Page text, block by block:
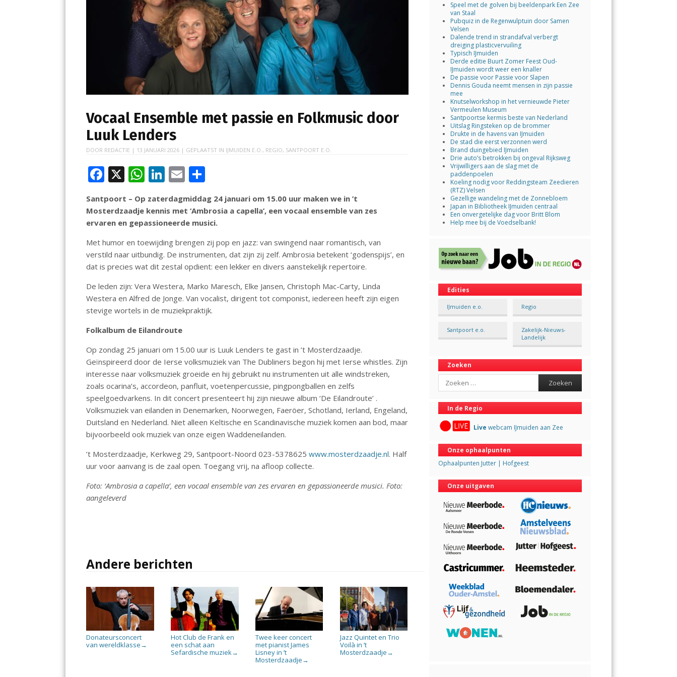
Vocaal Ensemble met passie en Folkmusic door
Luuk Lenders
DOOR REDACTIE | 13 JANUARI 2026 | GEPLAATST IN IJMUIDEN E.O., REGIO, SANTPOORT E.O.
F
ac
e
b
o
o
k
X W
h
at
s
A
p
p
Li
n
k
e
dI
n
E
m
ai
l
e
n
Santpoort – Op zaterdagmiddag 24 januari om 15.00 uur maken we in ’t
Mosterdzaadje kennis met ‘Ambrosia a capella’, een vocaal ensemble van zes
ervaren en gepassioneerde musici.
Met humor en toewijding brengen zij pop en jazz: van swingend naar romantisch, van
verstild naar uitbundig. De instrumenten, dat zijn zij zelf. Ambrosia betekent ‘godenspijs’, en
dat is precies wat dit zestal opdient: een lekker en divers aanstekelijk repertoire.
De leden zijn: Vera Westera, Marko Maresch, Elke Jansen, Christoph Mac-Carty, Linda
Westera en Alfred de Jonge. Van vocalist, dirigent tot componist, iedereen heeft zijn eigen
stevige wortels in de muziekpraktijk.
Folkalbum de Eilandroute
Op zondag 25 januari om 15.00 uur is Luuk Lenders te gast in ’t Mosterdzaadje.
Geïnspireerd door de Ierse volksmuziek van The Dubliners begon hij met Ierse whistles. Zijn
interesse naar volksmuziek groeide en hij gebruikt nu instrumenten uit alle windstreken,
zoals ocarina’s, accordeon, panfluit, voetenpercussie, pingpongballen en zelfs
speelgoedvarkens. In dit concert presenteert hij zijn nieuwe album ‘De Eilandroute’ .
Volksmuziek van eilanden in Denemarken, Noorwegen, Faeröer, Schotland, Ierland, Engeland,
Duitsland en Nederland. Niet alleen Keltische en Scandinavische muziek komen aan bod, maar
bijvoorbeeld ook muziek van onze eigen Waddeneilanden.
’t Mosterdzaadje, Kerkweg 29, Santpoort-Noord 023-5378625www.mosterdzaadje.nl. Half
uur voor aanvang is de zaal open. Toegang vrij, na afloop collecte.
Foto: ‘Ambrosia a capella’, een vocaal ensemble van zes ervaren en gepassioneerde musici. Foto:
aangeleverd
Andere berichten
Donateursconcert
van wereldklasse →
Hot Club de Frank en
een schat aan
Sefardische muziek→
Twee keer concert
met pianist James
Lisney in ’t
Mosterdzaadje →
Jazz Quintet en Trio
Voilà in ’t
Mosterdzaadje →
Speel met de golven bij beeldenpark Een Zee
van Staal
Pubquiz in de Regenwulptuin door Samen
Velsen
Dalende trend in strandafval verbergt
dreiging plasticvervuiling
Typisch IJmuiden
Derde editie Buurt Zomer Feest Oud-
IJmuiden wordt weer een knaller
De passie voor Passie voor Slapen
Dennis Gouda neemt mensen in zijn passie
mee
Knutselworkshop in het vernieuwde Pieter
Vermeulen Museum
Santpoortse kermis beste van Nederland
Uitslag Ringsteken op de brommer
Drukte in de havens van IJmuiden
De stad die eerst verzonnen werd
Brand duingebied IJmuiden
Drie auto’s betrokken bij ongeval Rijksweg
Vrijwilligers aan de slag met de
paddenpoelen
Koeling nodig voor Reddingsteam Zeedieren
(RTZ) Velsen
Gezellige wandeling met de Zonnebloem
Japan in Bibliotheek IJmuiden centraal
Een onvergetelijke dag voor Britt Blom
Help mee bij de Voedselbank!
Edities
IJmuiden e.o. Regio
Santpoort e.o.
Zakelijk-Nieuws-
Landelijk
Zoeken
Search
In de Regio
Live webcam IJmuiden aan Zee
Onze ophaalpunten
Ophaalpunten Jutter | Hofgeest
Onze uitgaven